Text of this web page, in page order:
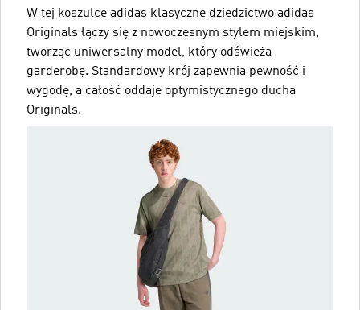
W tej koszulce adidas klasyczne dziedzictwo adidas
Originals łączy się z nowoczesnym stylem miejskim,
tworząc uniwersalny model, który odświeża
garderobę. Standardowy krój zapewnia pewność i
wygodę, a całość oddaje optymistycznego ducha
Originals.